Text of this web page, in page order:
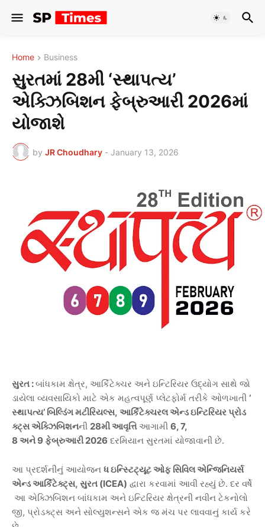
Home Business
સુરતમાં 28મી ‘સ્થાપત્ય’
એક્ઝિબિશન ફેબ્રુઆરી 2026માં
યોજાશે
by JR Choudhary - January 13, 2026
સુરત :બાંધકામ ક્ષેત્ર, આર્કિટેક્ચર અને ઇન્ટિરિયર ઉદ્યોગ સાથે જો
ડાયેલા વ્યવસાયિકો માટે એક મહત્વપૂર્ણ પ્લેટફોર્મ તરીકે ઓળખાતી ‘
સ્થાપત્ય’ બિલ્ડિંગમટીરિયલ્સ, આર્કિટેક્ચરલએન્ડઇન્ટિરિયરપ્રોડ
ક્ટ્સએક્ઝિબિશનની 28મીઆવૃત્તિ આગામી 6, 7,
8 અને9ફેબ્રુઆરી2026 દરમિયાન સુરતમાં યોજાવાની છે.
આ પ્રદર્શનીનું આયોજન ધઇન્સ્ટિટ્યૂટઓફ સિવિલએન્જિનિયર્સ
એન્ડઆર્કિટેક્ટ્સ, સુરત (ICEA) દ્વારા કરવામાં આવી રહ્યું છે. દર વર્ષે
આ એક્ઝિબિશન બાંધકામ અને ઇન્ટિરિયર ક્ષેત્રની નવીન ટેકનોલો
જી, પ્રોડક્ટ્સ અને સોલ્યુશન્સને એક જ મંચ પર લાવવાનું કાર્ય કરે